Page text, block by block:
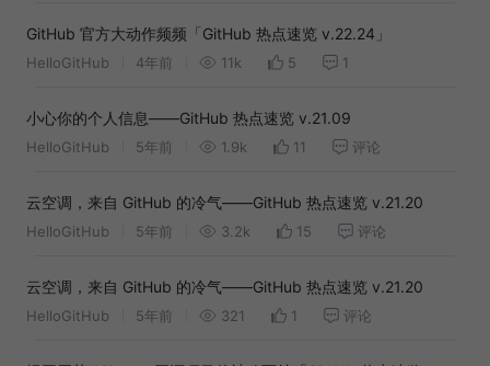
GitHub 官方大动作频频「GitHub 热点速览 v.22.24」
HelloGitHub 4年前 11k 5 1
小心你的个人信息——GitHub 热点速览 v.21.09
HelloGitHub 5年前 1.9k 11 评论
云空调，来自 GitHub 的冷气——GitHub 热点速览 v.21.20
HelloGitHub 5年前 3.2k 15 评论
云空调，来自 GitHub 的冷气——GitHub 热点速览 v.21.20
HelloGitHub 5年前 321 1 评论